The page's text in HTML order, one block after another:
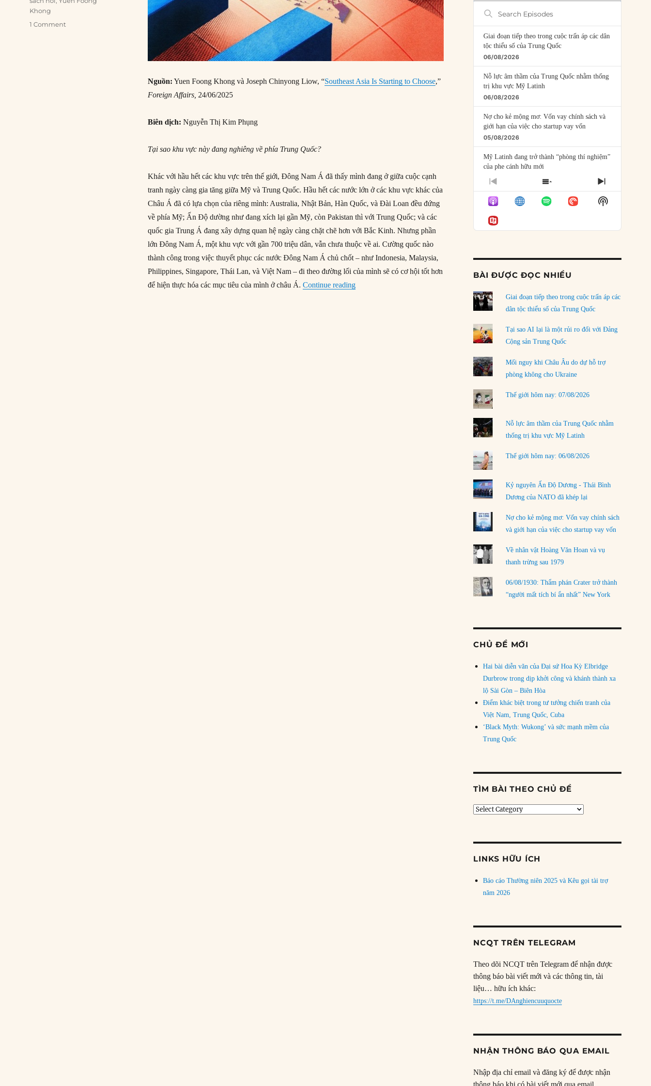
Nguồn: Yuen Foong Khong và Joseph Chinyong Liow, “Southeast Asia Is Starting to Choose,”
Foreign Affairs, 24/06/2025
Biên dịch: Nguyễn Thị Kim Phụng
Tại sao khu vực này đang nghiêng về phía Trung Quốc?
Khác với hầu hết các khu vực trên thế giới, Đông Nam Á đã thấy mình đang ở giữa cuộc cạnh
tranh ngày càng gia tăng giữa Mỹ và Trung Quốc. Hầu hết các nước lớn ở các khu vực khác của
Châu Á đã có lựa chọn của riêng mình: Australia, Nhật Bản, Hàn Quốc, và Đài Loan đều đứng
về phía Mỹ; Ấn Độ dường như đang xích lại gần Mỹ, còn Pakistan thì với Trung Quốc; và các
quốc gia Trung Á đang xây dựng quan hệ ngày càng chặt chẽ hơn với Bắc Kinh. Nhưng phần
lớn Đông Nam Á, một khu vực với gần 700 triệu dân, vẫn chưa thuộc về ai. Cường quốc nào
thành công trong việc thuyết phục các nước Đông Nam Á chủ chốt – như Indonesia, Malaysia,
Philippines, Singapore, Thái Lan, và Việt Nam – đi theo đường lối của mình sẽ có cơ hội tốt hơn
để hiện thực hóa các mục tiêu của mình ở châu Á.Continue reading“Đông Nam Á đang bắt đầu chọn phe”
Khong
1 Comment
Search
Episodes
Giai đoạn tiếp theo trong cuộc trấn áp các dân
tộc thiểu số của Trung Quốc
06/08/2026
Nỗ lực âm thầm của Trung Quốc nhằm thống
trị khu vực Mỹ Latinh
06/08/2026
Nợ cho kẻ mộng mơ: Vốn vay chính sách và
giới hạn của việc cho startup vay vốn
05/08/2026
Mỹ Latinh đang trở thành “phòng thí nghiệm”
của phe cánh hữu mới
04/08/2026
Tại sao Trung Quốc phủ nhận cuộc gặp với
Ngoại trưởng Nhật Bản?
04/08/2026
03/08/2026
Đặt cược vào thất bại: Các quỹ đầu tư mạo
rủi ro
02/08/2026
Làm thế nào để kết thúc Chiến tranh Iran?
01/08/2026
Chiến lược kế tiếp của Bắc Kinh ở Biển Đông
31/07/2026
Trật tự thế giới mới: Các nước nhỏ sẽ luôn
phải chịu đựng?
30/07/2026
LOAD MORE
PREVIOUS
EPISODE
SHOW
EPISODES
LIST
NEXT
EPISODE
Show
Podcast
BÀI ĐƯỢC ĐỌC NHIỀU
Giai đoạn tiếp theo trong cuộc trấn áp các
dân tộc thiểu số của Trung Quốc
Tại sao AI lại là một rủi ro đối với Đảng
Cộng sản Trung Quốc
Mối nguy khi Châu Âu do dự hỗ trợ
phòng không cho Ukraine
Thế giới hôm nay: 07/08/2026
Nỗ lực âm thầm của Trung Quốc nhằm
thống trị khu vực Mỹ Latinh
Thế giới hôm nay: 06/08/2026
Kỷ nguyên Ấn Độ Dương - Thái Bình
Dương của NATO đã khép lại
Nợ cho kẻ mộng mơ: Vốn vay chính sách
và giới hạn của việc cho startup vay vốn
Về nhân vật Hoàng Văn Hoan và vụ
thanh trừng sau 1979
06/08/1930: Thẩm phán Crater trở thành
“người mất tích bí ẩn nhất” New York
CHỦ ĐỀ MỚI
Hai bài diễn văn của Đại sứ Hoa Kỳ Elbridge
Durbrow trong dịp khởi công và khánh thành xa
lộ Sài Gòn – Biên Hòa
Điểm khác biệt trong tư tưởng chiến tranh của
Việt Nam, Trung Quốc, Cuba
‘Black Myth: Wukong’ và sức mạnh mềm của
Trung Quốc
TÌM BÀI THEO CHỦ ĐỀ
Tìm
LINKS HỮU ÍCH
Báo cáo Thường niên 2025 và Kêu gọi tài trợ
năm 2026
NCQT TRÊN TELEGRAM
Theo dõi NCQT trên Telegram để nhận được
thông báo bài viết mới và các thông tin, tài
liệu… hữu ích khác:
https://t.me/DAnghiencuuquocte
NHẬN THÔNG BÁO QUA EMAIL
Nhập địa chỉ email và đăng ký để được nhận